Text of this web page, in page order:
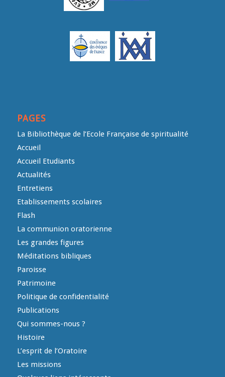
PAGES
La Bibliothèque de l’Ecole Française de spiritualité
Accueil
Accueil Etudiants
Actualités
Entretiens
Etablissements scolaires
Flash
La communion oratorienne
Les grandes figures
Méditations bibliques
Paroisse
Patrimoine
Politique de confidentialité
Publications
Qui sommes-nous ?
Histoire
L’esprit de l’Oratoire
Les missions